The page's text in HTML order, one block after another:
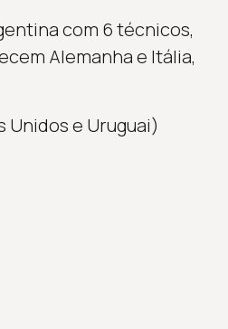
com 6 técnicos,
Alemanha e Itália,
Unidos e Uruguai)